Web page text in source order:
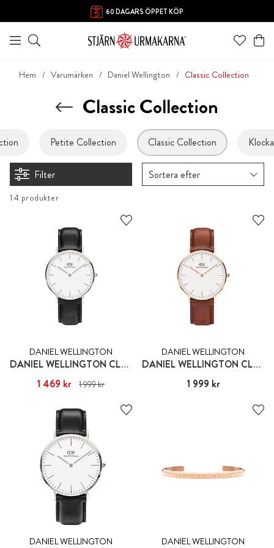
60 DAGARS ÖPPET KÖP
Hem Varumärken Daniel Wellington Classic Collection
Classic Collection
Petite Collection Classic Collection
Filter Sortera efter
14 produkter
DANIEL WELLINGTON
DANIEL WELLINGTON CLASSIC SHEFFIELD
Nuvarande pris:
1 469 kr 1 999 kr
DANIEL WELLINGTON
DANIEL WELLINGTON CLASSIC ST. MAWES
Pris :1 999 kr
1 999 kr
DANIEL WELLINGTON DANIEL WELLINGTON